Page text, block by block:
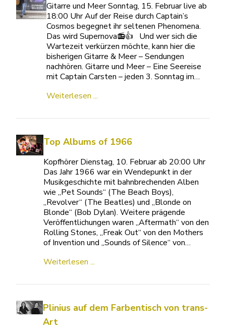
Gitarre und Meer Sonntag, 15. Februar live ab
18:00 Uhr Auf der Reise durch Captain’s
Cosmos begegnet ihr seltenen Phenomena.
Das wird Supernova📻👍 Und wer sich die
Wartezeit verkürzen möchte, kann hier die
bisherigen Gitarre & Meer – Sendungen
nachhören. Gitarre und Meer – Eine Seereise
mit Captain Carsten – jeden 3. Sonntag im…
Weiterlesen ...
Top Albums of 1966
Kopfhörer Dienstag, 10. Februar ab 20:00 Uhr
Das Jahr 1966 war ein Wendepunkt in der
Musikgeschichte mit bahnbrechenden Alben
wie „Pet Sounds“ (The Beach Boys),
„Revolver“ (The Beatles) und „Blonde on
Blonde“ (Bob Dylan). Weitere prägende
Veröffentlichungen waren „Aftermath“ von den
Rolling Stones, „Freak Out“ von den Mothers
of Invention und „Sounds of Silence“ von…
Weiterlesen ...
Plinius auf dem Farbentisch von trans-
Art